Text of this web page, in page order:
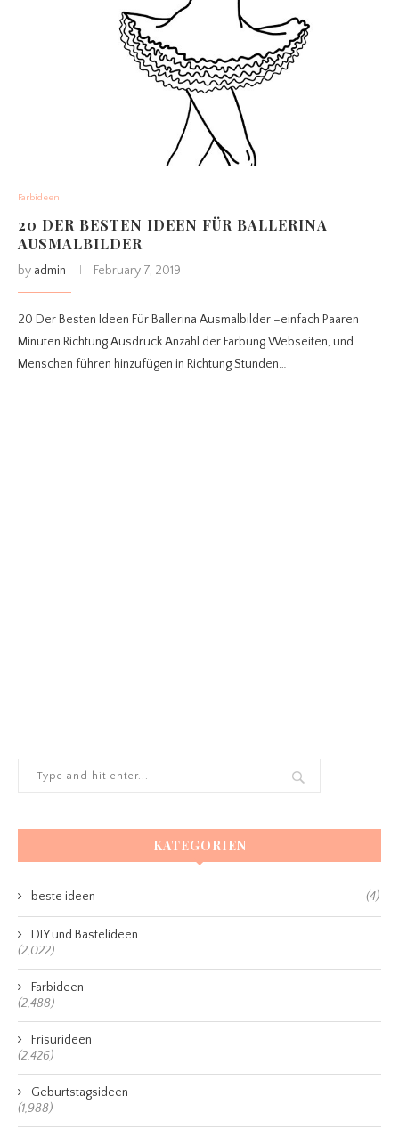
Farbideen
20 DER BESTEN IDEEN FÜR BALLERINA
AUSMALBILDER
by admin February 7, 2019
20 Der Besten Ideen Für Ballerina Ausmalbilder –einfach Paaren
Minuten Richtung Ausdruck Anzahl der Färbung Webseiten, und
Menschen führen hinzufügen in Richtung Stunden…
KATEGORIEN
beste ideen (4)
DIY und Bastelideen
(2,022)
Farbideen
(2,488)
Frisurideen
(2,426)
Geburtstagsideen
(1,988)